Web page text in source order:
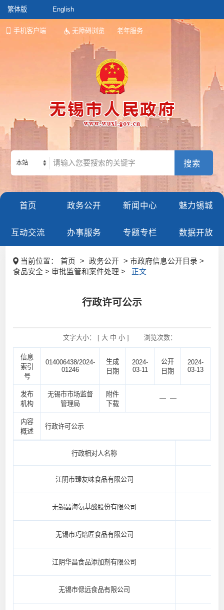
繁体版 English
手机客户端 无障碍浏览 老年服务
本站
首页 政务公开 新闻中心 魅力锡城
互动交流 办事服务 专题专栏 数据开放
当前位置： 首页 > 政务公开
> 市政府信息公开目录 >
食品安全 > 审批监管和案件处理 >
正文
行政许可公示
文字大小： [ 大 中 小] 浏览次数：
信息
索引
号
014006438/2024-
01246
生成
日期
2024-
03-11
公开
日期
2024-
03-13
发布
机构
无锡市市场监督
管理局
附件
下载
— —
内容
概述
行政许可公示
行政相对人名称
江阴市臻友味食品有限公司
无锡晶海氨基酸股份有限公司
无锡市巧焙匠食品有限公司
江阴华昌食品添加剂有限公司
无锡市偲远食品有限公司